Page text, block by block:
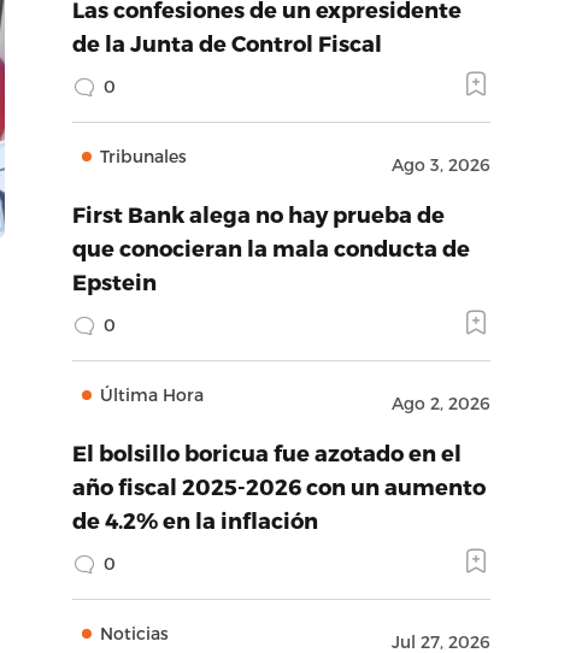
Las confesiones de un expresidente
de la Junta de Control Fiscal
0
Tribunales Ago 3, 2026
First Bank alega no hay prueba de
que conocieran la mala conducta de
Epstein
0
Última Hora Ago 2, 2026
El bolsillo boricua fue azotado en el
año fiscal 2025-2026 con un aumento
de 4.2% en la inflación
0
Noticias Jul 27, 2026